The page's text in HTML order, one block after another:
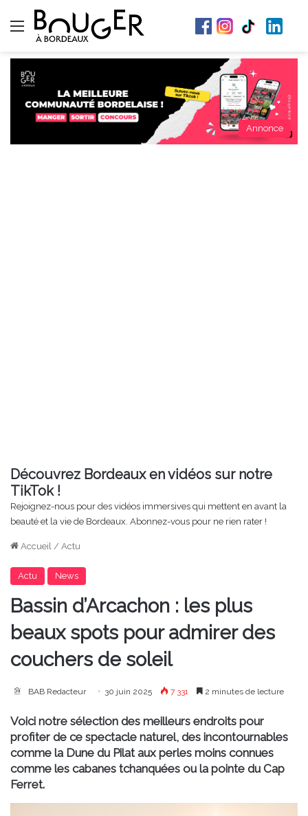
Menu
Annonce
Découvrez Bordeaux en vidéos sur notre
TikTok !
Rejoignez-nous pour des vidéos immersives qui mettent en avant la
beauté et la vie de Bordeaux. Abonnez-vous pour ne rien rater !
Accueil / Actu
Actu News
Bassin d’Arcachon : les plus
beaux spots pour admirer des
couchers de soleil
BAB Redacteur 30 juin 2025 7 331 2 minutes de lecture
Voici notre sélection des meilleurs endroits pour
profiter de ce spectacle naturel, des incontournables
comme la Dune du Pilat aux perles moins connues
comme les cabanes tchanquées ou la pointe du Cap
Ferret.